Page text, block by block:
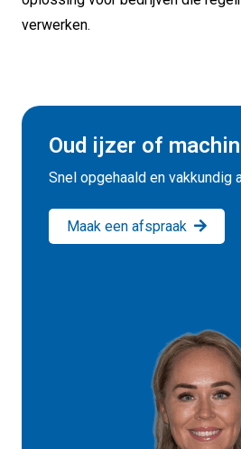
verwerken.
Oud ijzer of
Snel opgehaald en vakkundig
Maak een afspraak